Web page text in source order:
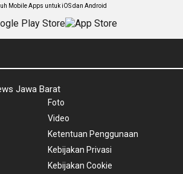
Mobile Apps untuk iOS dan Android
Jawa Barat
Foto
Video
Ketentuan Penggunaan
Kebijakan Privasi
Kebijakan Cookie